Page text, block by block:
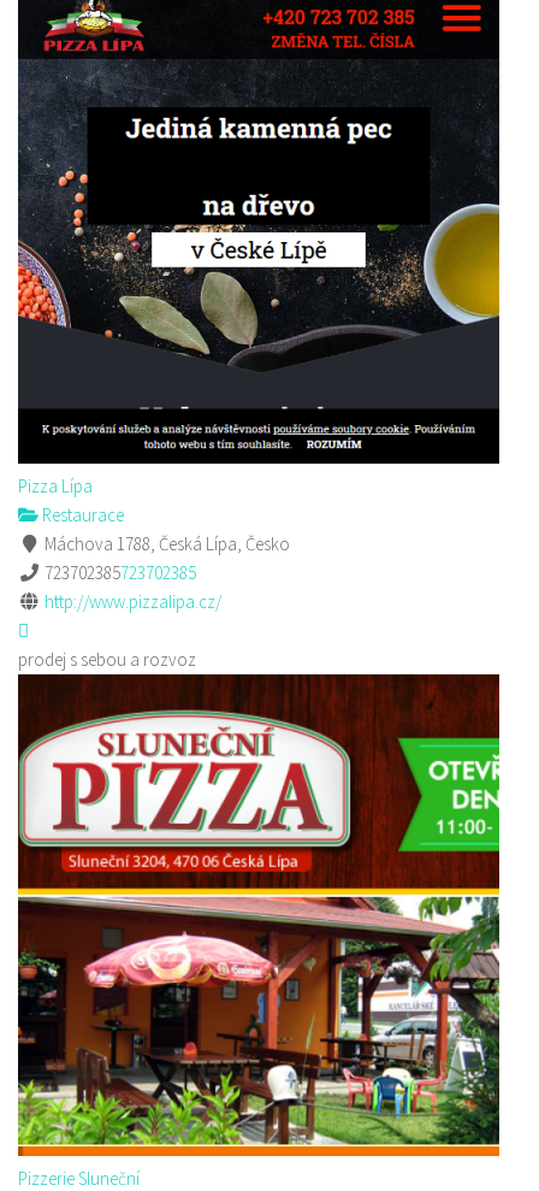
Pizza Lípa
Restaurace
Máchova 1788, Česká Lípa, Česko
723702385723702385
http://www.pizzalipa.cz/
prodej s sebou a rozvoz
Pizzerie Sluneční